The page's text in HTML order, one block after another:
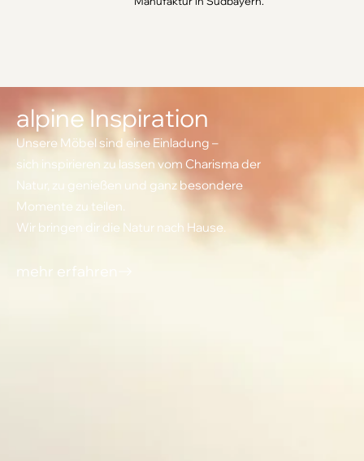
alpine Inspiration
Unsere Möbel sind eine Einladung –
sich inspirieren zu lassen vom Charisma der
Natur, zu genießen und ganz besondere
Momente zu teilen.
Wir bringen dir die Natur nach Hause.
mehr erfahren